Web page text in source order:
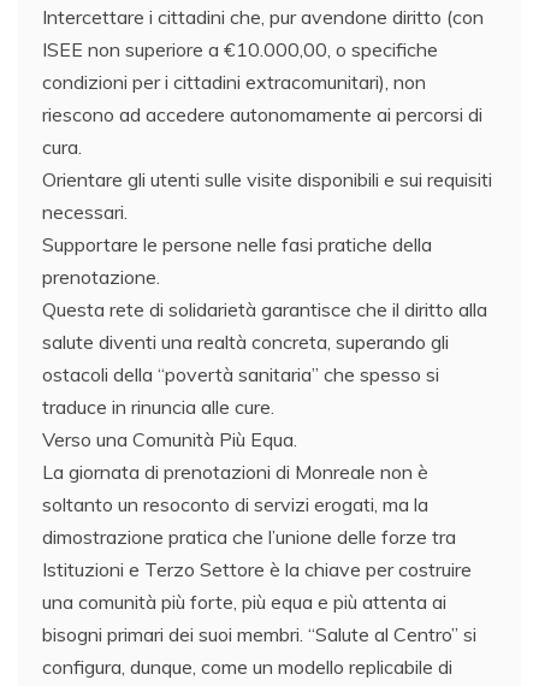
​Intercettare i cittadini che, pur avendone diritto (con
ISEE non superiore a €10.000,00, o specifiche
condizioni per i cittadini extracomunitari), non
riescono ad accedere autonomamente ai percorsi di
cura.
​Orientare gli utenti sulle visite disponibili e sui requisiti
necessari.
​Supportare le persone nelle fasi pratiche della
prenotazione.
​Questa rete di solidarietà garantisce che il diritto alla
salute diventi una realtà concreta, superando gli
ostacoli della “povertà sanitaria” che spesso si
traduce in rinuncia alle cure.
​Verso una Comunità Più Equa.
​La giornata di prenotazioni di Monreale non è
soltanto un resoconto di servizi erogati, ma la
dimostrazione pratica che l’unione delle forze tra
Istituzioni e Terzo Settore è la chiave per costruire
una comunità più forte, più equa e più attenta ai
bisogni primari dei suoi membri. “Salute al Centro” si
configura, dunque, come un modello replicabile di